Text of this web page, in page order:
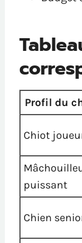
Profil du
Chiot
puissant
Chien